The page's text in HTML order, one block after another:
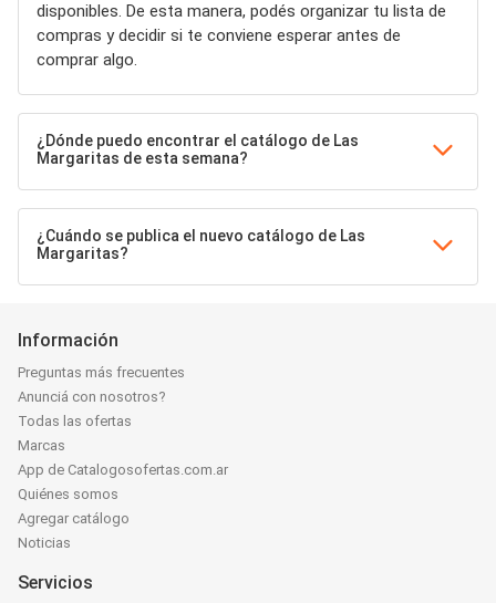
disponibles. De esta manera, podés organizar tu lista de
compras y decidir si te conviene esperar antes de
comprar algo.
¿Dónde puedo encontrar el catálogo de Las
Margaritas de esta semana?
¿Cuándo se publica el nuevo catálogo de Las
Margaritas?
Información
Preguntas más frecuentes
Anunciá con nosotros?
Todas las ofertas
Marcas
App de Catalogosofertas.com.ar
Quiénes somos
Agregar catálogo
Noticias
Servicios